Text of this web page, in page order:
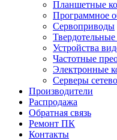
Планшетные
Программное
Сервоприводы
Твердотельные
Устройства
Частотные
Электронные
Серверы
Производители
Распродажа
Обратная связь
Ремонт ПК
Контакты